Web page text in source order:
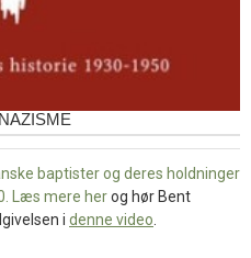
baptister og deres holdninger
Læs mere herog hør Bent
i denne video